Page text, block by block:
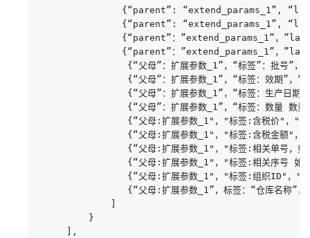
{“parent”: “extend_params_1”,
{“parent”: “extend_params_1”,
{“parent”：”extend_params_1”，
{“parent”：”extend_params_1”，
{“父母”：扩展参数_1”，“标签”：批号”
{“父母”：扩展参数_1”，“标签：效期”，
{“父母”：扩展参数_1”，“标签：生产日
{“父母”：扩展参数_1”，“标签：数量 数
{“父母:扩展参数_1"，"标签:含税价"
{“父母:扩展参数_1"，"标签:含税金额"
{“父母:扩展参数_1"，"标签:相关单号，
{“父母:扩展参数_1"，"标签:相关序号 如
{“父母:扩展参数_1"，"标签:组织ID"，"
{“父母:扩展参数_1”，标签：“仓库名称”
             ]
         }
     ],